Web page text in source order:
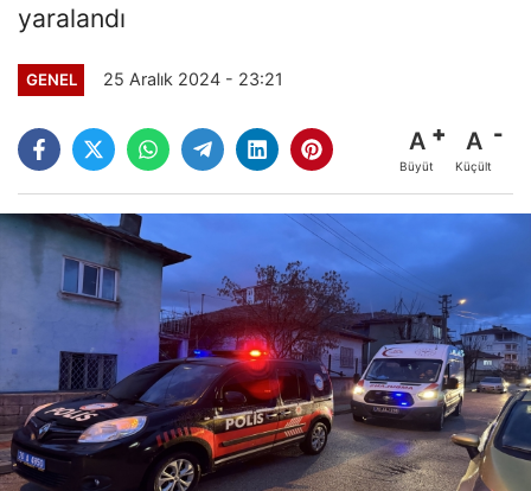
yaralandı
GENEL 25 Aralık 2024 - 23:21
A
Büyüt
A
Küçült